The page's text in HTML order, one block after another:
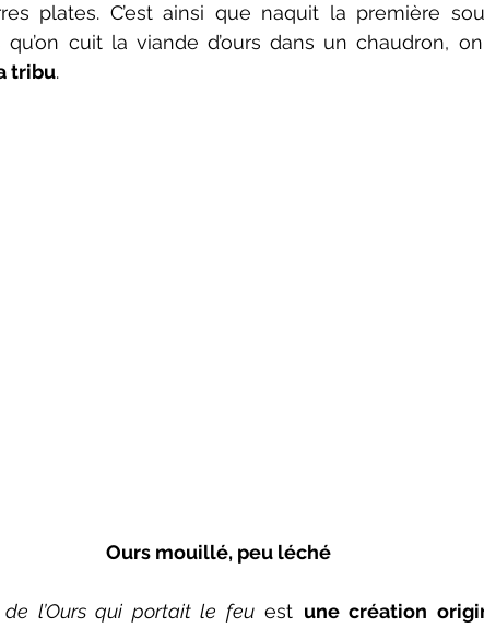
plates. C’est ainsi que naquit la première
cuit la viande d’ours dans un chaudron,
tribu.
Ours mouillé, peu léché
de l’Ours qui portait le feu est une création